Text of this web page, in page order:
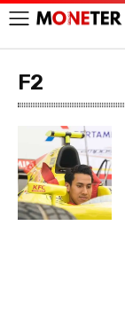
F2